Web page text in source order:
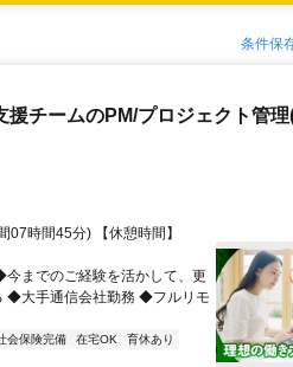
条件保
援チームのPM/プロジェクト管
07時間45分) 【休憩時間】
今までのご経験を活かして、更
◆大手通信会社勤務 ◆フルリモ
会保険完備 在宅OK
育休あり